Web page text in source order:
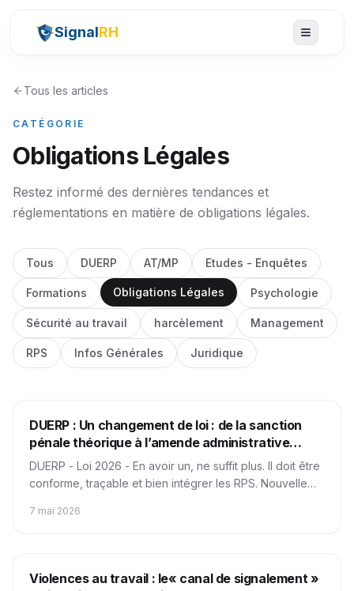
SignalRH
Tous les articles
CATÉGORIE
Obligations Légales
Restez informé des dernières tendances et
réglementations en matière de obligations légales.
Tous DUERP AT/MP Etudes - Enquêtes
Formations Obligations Légales Psychologie
Sécurité au travail harcèlement Management
RPS Infos Générales Juridique
Juridique Obligations Légales
DUERP : Un changement de loi : de la sanction
pénale théorique à l’amende administrative
immédiate
DUERP - Loi 2026 - En avoir un, ne suffit plus. Il doit être
conforme, traçable et bien intégrer les RPS. Nouvelle
7 mai 2026
Juridique harcèlement Obligations Légales
Violences au travail : le« canal de signalement »